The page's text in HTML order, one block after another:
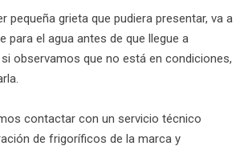
pequeña grieta que pudiera presentar, va a
para el agua antes de que llegue a
observamos que no está en condiciones,
contactar con un servicio técnico
de frigoríficos de la marca y